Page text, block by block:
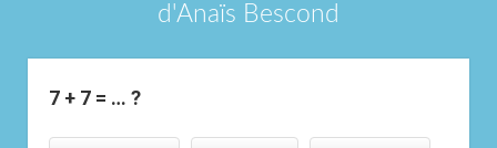
d'Anaïs Bescond
7 + 7 = … ?